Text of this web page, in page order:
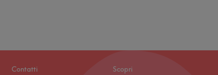
Contatti Scopri